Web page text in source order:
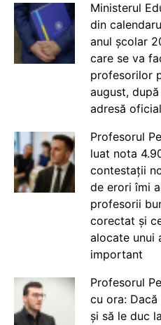
Ministerul
din
anul școlar
care se va
profesorilor
august,
adresă
Profesorul
luat nota
contestații
de erori îmi
profesorii
corectat și
alocate unui
important
Profesorul
cu ora:
și să le duc